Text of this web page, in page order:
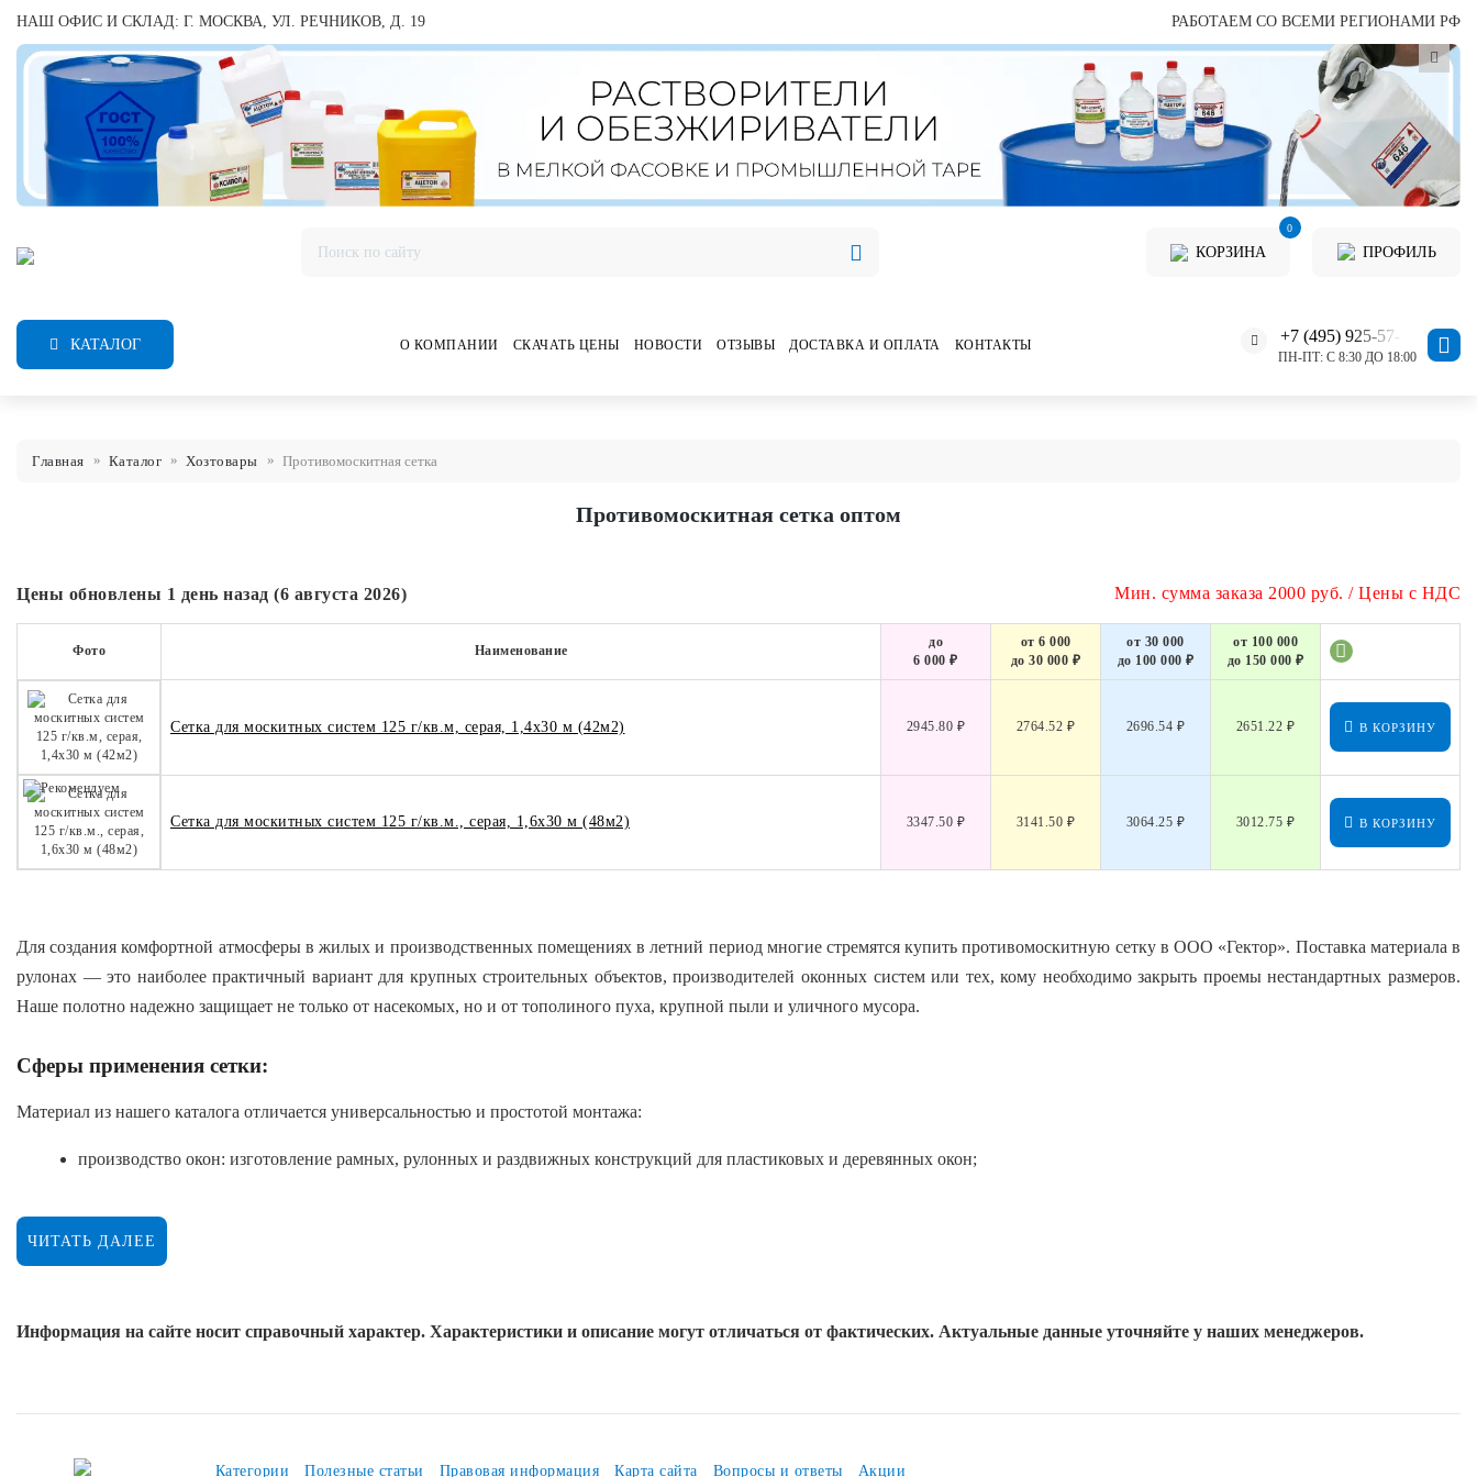
НАШ ОФИС И СКЛАД: Г. МОСКВА, УЛ. РЕЧНИКОВ, Д. 19 РАБОТАЕМ СО ВСЕМИ РЕГИОНАМИ РФ
КОРЗИНА
0
ПРОФИЛЬ
КАТАЛОГ О КОМПАНИИ СКАЧАТЬ ЦЕНЫ НОВОСТИ ОТЗЫВЫ ДОСТАВКА И ОПЛАТА КОНТАКТЫ +7 (495) 925-57-11
ПН-ПТ: С 8:30 ДО 18:00
Главная Каталог Хозтовары Противомоскитная сетка
Противомоскитная сетка оптом
Цены обновлены 1 день назад (6 августа 2026) Мин. сумма заказа 2000 руб. / Цены с НДС
Фото Наименование
до
6 000 ₽
от 6 000
до 30 000 ₽
от 30 000
до 100 000 ₽
от 100 000
до 150 000 ₽
Сетка для москитных систем 125 г/кв.м, серая, 1,4х30 м (42м2) 2945.80 ₽ 2764.52 ₽ 2696.54 ₽ 2651.22 ₽ В КОРЗИНУ
Сетка для москитных систем 125 г/кв.м., серая, 1,6х30 м (48м2) 3347.50 ₽ 3141.50 ₽ 3064.25 ₽ 3012.75 ₽ В КОРЗИНУ
Для создания комфортной атмосферы в жилых и производственных помещениях в летний период многие стремятся купить противомоскитную сетку в ООО «Гектор». Поставка материала в
рулонах — это наиболее практичный вариант для крупных строительных объектов, производителей оконных систем или тех, кому необходимо закрыть проемы нестандартных размеров.
Наше полотно надежно защищает не только от насекомых, но и от тополиного пуха, крупной пыли и уличного мусора.
Сферы применения сетки:
Материал из нашего каталога отличается универсальностью и простотой монтажа:
производство окон: изготовление рамных, рулонных и раздвижных конструкций для пластиковых и деревянных окон;
вентиляционные системы: использование в качестве фильтрующего слоя на приточных клапанах и вентиляционных решетках;
высокая прочность полотна: сетка изготовлена из качественных полимерных волокон, которые устойчивы к растяжению и механическим воздействиям;
устойчивость к ультрафиолету: материал из нашего каталога не выгорает на солнце, не становится хрупким и сохраняет свою структуру на протяжении многих сезонов;
ЧИТАТЬ ДАЛЕЕ
Информация на сайте носит справочный характер. Характеристики и описание могут отличаться от фактических. Актуальные данные уточняйте у наших менеджеров.
Категории Полезные статьи Правовая информация Карта сайта Вопросы и ответы Акции